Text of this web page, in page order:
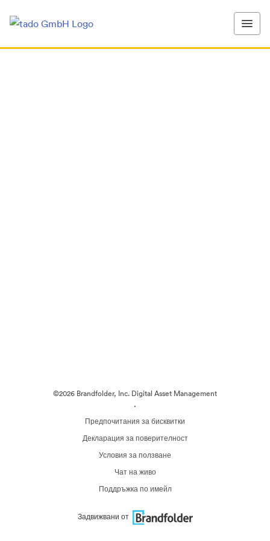
©2026 Brandfolder, Inc. Digital Asset Management
·
Предпочитания за бисквитки
Декларация за поверителност
Условия за ползване
Чат на живо
Поддръжка по имейл
Задвижвани от